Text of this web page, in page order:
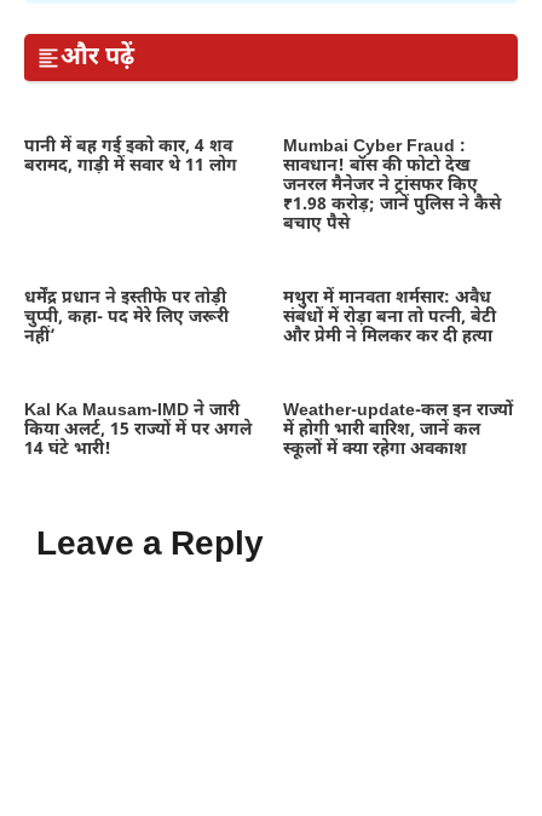
और पढ़ें
पानी में बह गई इको कार, 4 शव
बरामद, गाड़ी में सवार थे 11 लोग
Mumbai Cyber Fraud :
सावधान! बॉस की फोटो देख
जनरल मैनेजर ने ट्रांसफर किए
₹1.98 करोड़; जानें पुलिस ने कैसे
बचाए पैसे
धर्मेंद्र प्रधान ने इस्तीफे पर तोड़ी
चुप्पी, कहा- पद मेरे लिए जरूरी
नहीं’
मथुरा में मानवता शर्मसार: अवैध
संबंधों में रोड़ा बना तो पत्नी, बेटी
और प्रेमी ने मिलकर कर दी हत्या
Kal Ka Mausam-IMD ने जारी
किया अलर्ट, 15 राज्यों में पर अगले
14 घंटे भारी!
Weather-update-कल इन राज्यों
में होगी भारी बारिश, जानें कल
स्कूलों में क्या रहेगा अवकाश
Leave a Reply